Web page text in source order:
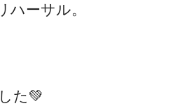
ハーサル。
た💚